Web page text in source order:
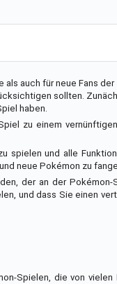
auch für neue Fans
sollten.
haben.
zu einem
spielen und alle
neue Pokémon zu
der an der
und dass Sie einen
Spielen, die von